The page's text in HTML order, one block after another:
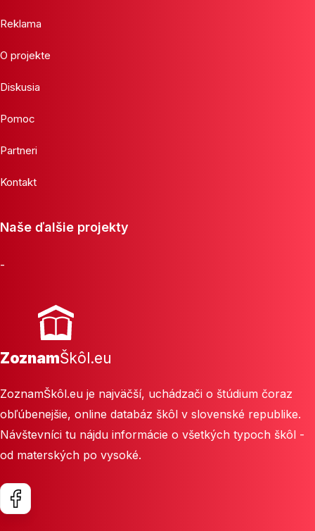
Reklama
O projekte
Diskusia
Pomoc
Partneri
Kontakt
Naše ďalšie projekty
-
ZoznamŠkôl.eu
ZoznamŠkôl.eu je najväčší, uchádzači o štúdium čoraz
obľúbenejšie, online databáz škôl v slovenské republike.
Návštevníci tu nájdu informácie o všetkých typoch škôl -
od materských po vysoké.